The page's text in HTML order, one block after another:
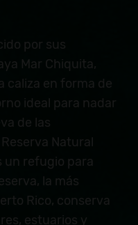
por sus
Mar Chiquita,
caliza en forma de
ideal para nadar
de las
Natural
un refugio para
la más
Rico, conserva
estuarios y